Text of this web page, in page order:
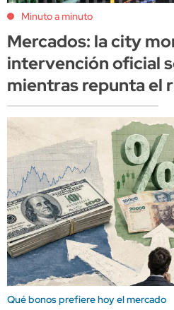
Minuto a minuto
Mercados: la city
intervención oficial
mientras repunta el
Qué bonos prefiere hoy el mercado